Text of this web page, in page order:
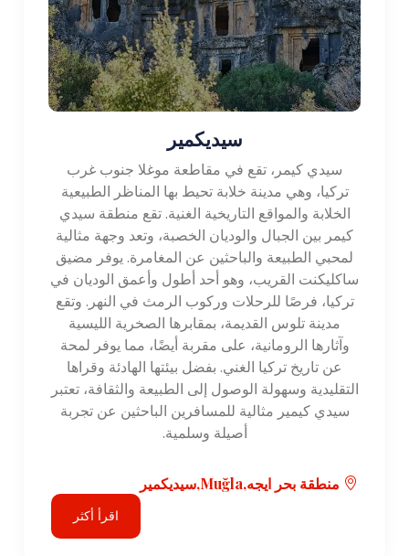
المحلية والدولية بوجهات مختلفة. يمكن الوصول إلى المنطقة
أيضًا عن طريق البر وتوفر شبكة من الطرق السريعة والطرق
التي يتم صيانتها جيدًا ، مما يجعلها مريحة للسفر داخل المنطقة
واستكشاف مدنها ومعالمها السياحية المختلفة.
باختصار ، تعد منطقة موغلا منطقة آسرة وجهة تقدم مزيجًا مثاليًا
من الجمال الطبيعي والتاريخ الغني ونمط الحياة الساحلي المريح.
من مدينة بودروم النابضة بالحياة إلى مدينة داتشا الهادئة ، يمكن
للزوار استكشاف الآثار القديمة والاسترخاء على الشواطئ البكر
والاستمتاع بالأنشطة في الهواء الطلق والانغماس في الثقافة
والسحر الفريد للمنطقة. مع ساحلها المذهل ، والمدن النابضة
بالحياة ، والمواقع التاريخية ، تدعو منطقة موغلا المسافرين لخلق
ذكريات لا تُنسى في مكان ساحر حقًا.
سيديكمير
سيدي كيمر، تقع في مقاطعة موغلا جنوب غرب
تركيا، وهي مدينة خلابة تحيط بها المناظر الطبيعية
الخلابة والمواقع التاريخية الغنية. تقع منطقة سيدي
كيمر بين الجبال والوديان الخصبة، وتعد وجهة مثالية
لمحبي الطبيعة والباحثين عن المغامرة. يوفر مضيق
ساكليكنت القريب، وهو أحد أطول وأعمق الوديان في
تركيا، فرصًا للرحلات وركوب الرمث في النهر. وتقع
مدينة تلوس القديمة، بمقابرها الصخرية الليسية
وآثارها الرومانية، على مقربة أيضًا، مما يوفر لمحة
عن تاريخ تركيا الغني. بفضل بيئتها الهادئة وقراها
التقليدية وسهولة الوصول إلى الطبيعة والثقافة، تعتبر
سيدي كيمير مثالية للمسافرين الباحثين عن تجربة
أصيلة وسلمية.
منطقة بحر ايجه,Muğla,سيديكمير
اقرأ أكثر